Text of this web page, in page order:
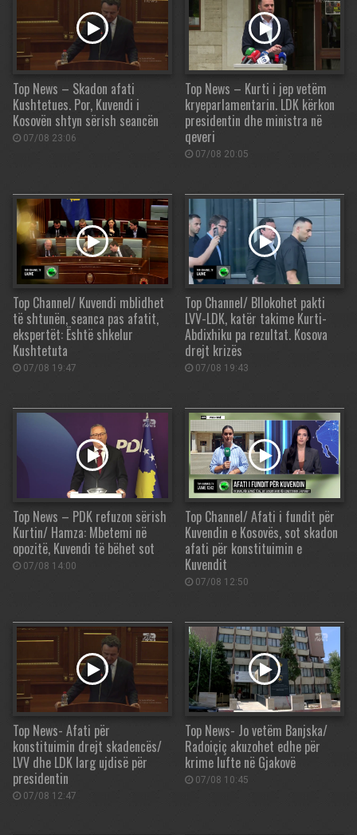
Top News – Skadon afati
Kushtetues. Por, Kuvendi i
Kosovën shtyn sërish seancën
07/08 23:06
Top News – Kurti i jep vetëm
kryeparlamentarin. LDK kërkon
presidentin dhe ministra në
qeveri
07/08 20:05
Top Channel/ Kuvendi mblidhet
të shtunën, seanca pas afatit,
ekspertët: Është shkelur
Kushtetuta
07/08 19:47
Top Channel/ Bllokohet pakti
LVV-LDK, katër takime Kurti-
Abdixhiku pa rezultat. Kosova
drejt krizës
07/08 19:43
Top News – PDK refuzon sërish
Kurtin/ Hamza: Mbetemi në
opozitë, Kuvendi të bëhet sot
07/08 14:00
Top Channel/ Afati i fundit për
Kuvendin e Kosovës, sot skadon
afati për konstituimin e
Kuvendit
07/08 12:50
Top News- Afati për
konstituimin drejt skadencës/
LVV dhe LDK larg ujdisë për
presidentin
07/08 12:47
Top News- Jo vetëm Banjska/
Radoiçiç akuzohet edhe për
krime lufte në Gjakovë
07/08 10:45